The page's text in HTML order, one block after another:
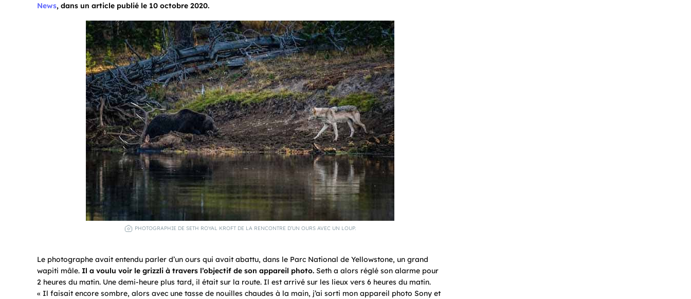
News, dans un article publié le 10 octobre 2020.
PHOTOGRAPHIE DE SETH ROYAL KROFT DE LA RENCONTRE D’UN OURS AVEC UN LOUP.
Le photographe avait entendu parler d’un ours qui avait abattu, dans le Parc National de Yellowstone, un grand
wapiti mâle. Il a voulu voir le grizzli à travers l’objectif de son appareil photo. Seth a alors réglé son alarme pour
2 heures du matin. Une demi-heure plus tard, il était sur la route. Il est arrivé sur les lieux vers 6 heures du matin.
« Il faisait encore sombre, alors avec une tasse de nouilles chaudes à la main, j’ai sorti mon appareil photo Sony et